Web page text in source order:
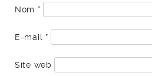
Nom *
E-mail *
Site web